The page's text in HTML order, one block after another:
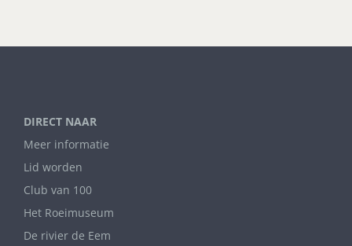
DIRECT NAAR
Meer informatie
Lid worden
Club van 100
Het Roeimuseum
De rivier de Eem